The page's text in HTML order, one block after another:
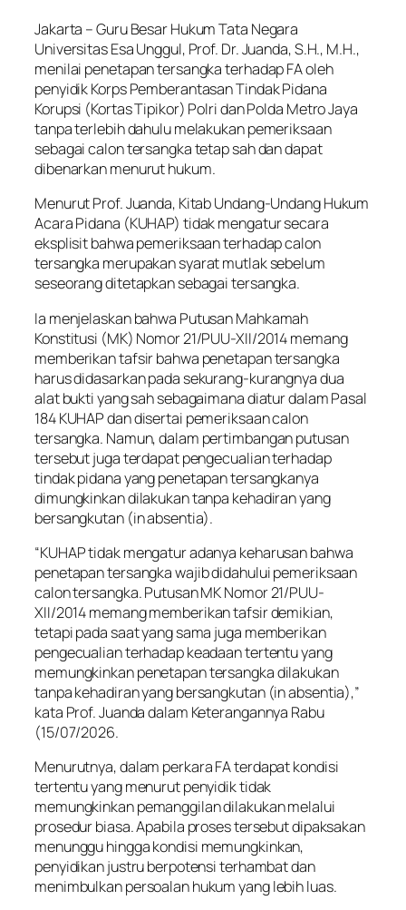
Jakarta – Guru Besar Hukum Tata Negara
Universitas Esa Unggul, Prof. Dr. Juanda, S.H., M.H.,
menilai penetapan tersangka terhadap FA oleh
penyidik Korps Pemberantasan Tindak Pidana
Korupsi (Kortas Tipikor) Polri dan Polda Metro Jaya
tanpa terlebih dahulu melakukan pemeriksaan
sebagai calon tersangka tetap sah dan dapat
dibenarkan menurut hukum.
Menurut Prof. Juanda, Kitab Undang-Undang Hukum
Acara Pidana (KUHAP) tidak mengatur secara
eksplisit bahwa pemeriksaan terhadap calon
tersangka merupakan syarat mutlak sebelum
seseorang ditetapkan sebagai tersangka.
Ia menjelaskan bahwa Putusan Mahkamah
Konstitusi (MK) Nomor 21/PUU-XII/2014 memang
memberikan tafsir bahwa penetapan tersangka
harus didasarkan pada sekurang-kurangnya dua
alat bukti yang sah sebagaimana diatur dalam Pasal
184 KUHAP dan disertai pemeriksaan calon
tersangka. Namun, dalam pertimbangan putusan
tersebut juga terdapat pengecualian terhadap
tindak pidana yang penetapan tersangkanya
dimungkinkan dilakukan tanpa kehadiran yang
bersangkutan (in absentia).
“KUHAP tidak mengatur adanya keharusan bahwa
penetapan tersangka wajib didahului pemeriksaan
calon tersangka. Putusan MK Nomor 21/PUU-
XII/2014 memang memberikan tafsir demikian,
tetapi pada saat yang sama juga memberikan
pengecualian terhadap keadaan tertentu yang
memungkinkan penetapan tersangka dilakukan
tanpa kehadiran yang bersangkutan (in absentia),”
kata Prof. Juanda dalam Keterangannya Rabu
(15/07/2026.
Menurutnya, dalam perkara FA terdapat kondisi
tertentu yang menurut penyidik tidak
memungkinkan pemanggilan dilakukan melalui
prosedur biasa. Apabila proses tersebut dipaksakan
menunggu hingga kondisi memungkinkan,
penyidikan justru berpotensi terhambat dan
menimbulkan persoalan hukum yang lebih luas.